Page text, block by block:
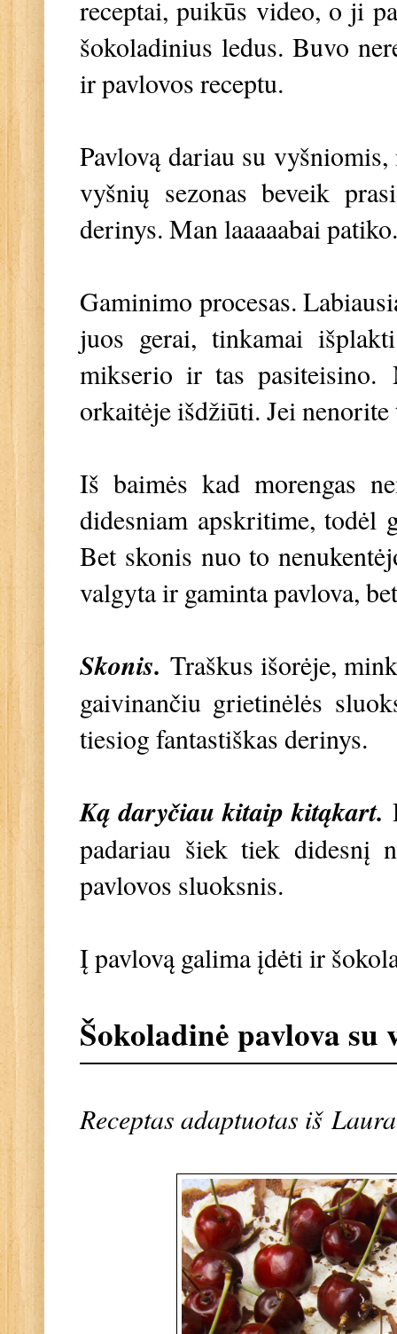
receptai, puikūs video, o ji
šokoladinius ledus. Buvo
ir pavlovos receptu.
Pavlovą dariau su
vyšnių sezonas beveik
derinys. Man laaaaabai
Gaminimo procesas.
juos gerai, tinkamai
mikserio ir tas pasiteisino.
orkaitėje išdžiūti. Jei
Iš baimės kad morengas
didesniam apskritime, todėl
Bet skonis nuo to
valgyta ir gaminta pavlova,
Skonis. Traškus išorėje,
gaivinančiu grietinėlės
tiesiog fantastiškas derinys.
Ką daryčiau kitaip kitąkart.
padariau šiek tiek didesnį
pavlovos sluoksnis.
Į pavlovą galima įdėti ir
Šokoladinė pavlova
Receptas adaptuotas iš